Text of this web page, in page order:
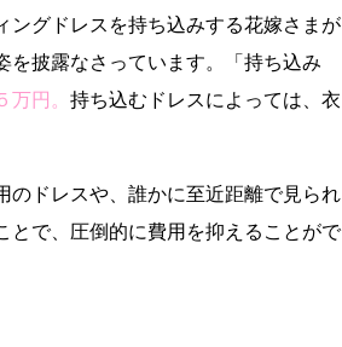
ングドレスを持ち込みする花嫁さまが
を披露なさっています。「持ち込み
万円。 持ち込むドレスによっては、衣
のドレスや、誰かに至近距離で見られ
とで、圧倒的に費用を抑えることがで